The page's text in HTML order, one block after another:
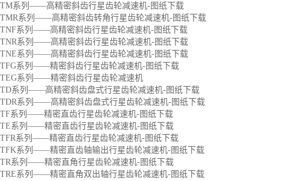
TM系列——高精密斜齿行星齿轮减速机-图纸下载
TMR系列——高精密斜齿转角行星齿轮减速机-图纸下载
TNF系列——高精密斜齿行星齿轮减速机-图纸下载
TNR系列——高精密斜齿行星齿轮减速机-图纸下载
TNE系列——高精密斜齿行星齿轮减速机-图纸下载
TFG系列——精密斜齿行星齿轮减速机-图纸下载
TEG系列——精密斜齿行星齿轮减速机
TD系列——高精密斜齿盘式行星齿轮减速机-图纸下载
TDR系列——高精密斜齿盘式行星齿轮减速机-图纸下载
TF系列——精密直齿行星齿轮减速机-图纸下载
TE系列——精密直齿行星齿轮减速机-图纸下载
TFR系列——精密直齿行星齿轮减速机-图纸下载
TFK系列——精密直齿轴输出行星齿轮减速机-图纸下载
TR系列——精密直角行星齿轮减速机-图纸下载
TRE系列——精密直角双出轴行星齿轮减速机-图纸下载